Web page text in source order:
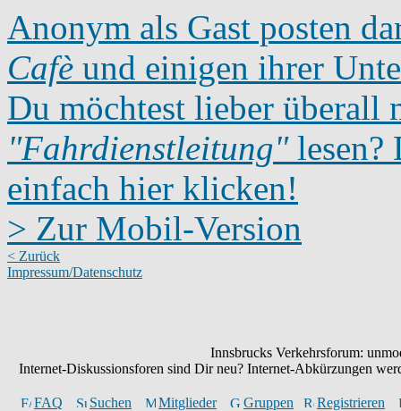
Anonym als Gast posten
Cafè und einigen ihrer
Du möchtest lieber überall
"Fahrdienstleitung"lesen?
einfach hier klicken!
> Zur Mobil-Version
< Zurück
Impressum/Datenschutz
Innsbrucks Verkehrsforum:
Internet-Diskussionsforen sind Dir neu? Internet-Abkürzungen
FAQ Suchen Mitglieder Gruppen
Registrieren